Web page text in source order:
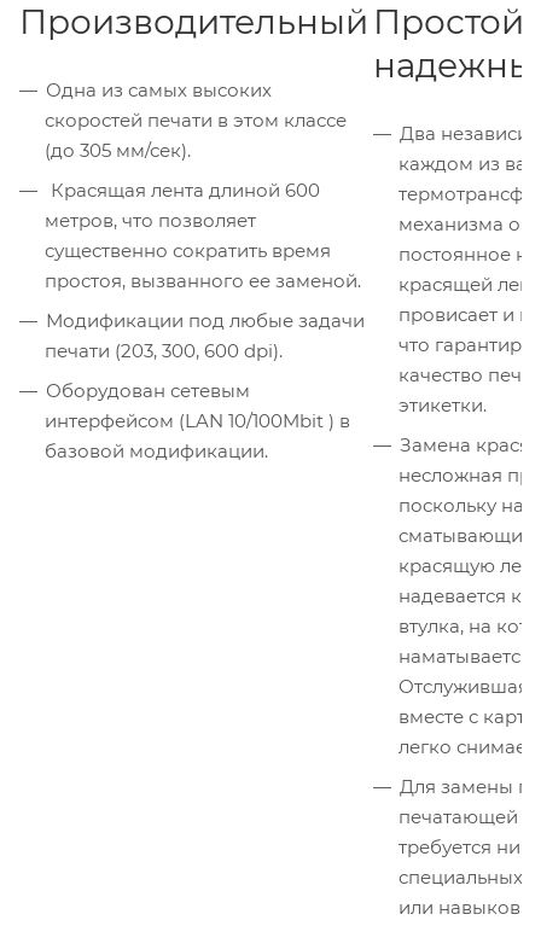
Производительный
Одна из самых высоких
скоростей печати в этом классе
(до 305 мм/сек).
Красящая лента длиной 600
метров, что позволяет
существенно сократить время
простоя, вызванного ее заменой.
Модификации под любые задачи
печати (203, 300, 600 dpi).
Оборудован сетевым
интерфейсом (LAN 10/100Mbit ) в
базовой модификации.
Простой
Два
каждом из
механизма
постоянное
красящей
провисает и
что
качество
этикетки.
Замена
несложная
поскольку на
сматывающий
красящую
надевается
втулка, на
наматывается
Отслужившая
вместе с
легко
Для замены
печатающей
требуется
специальных
или навыков.